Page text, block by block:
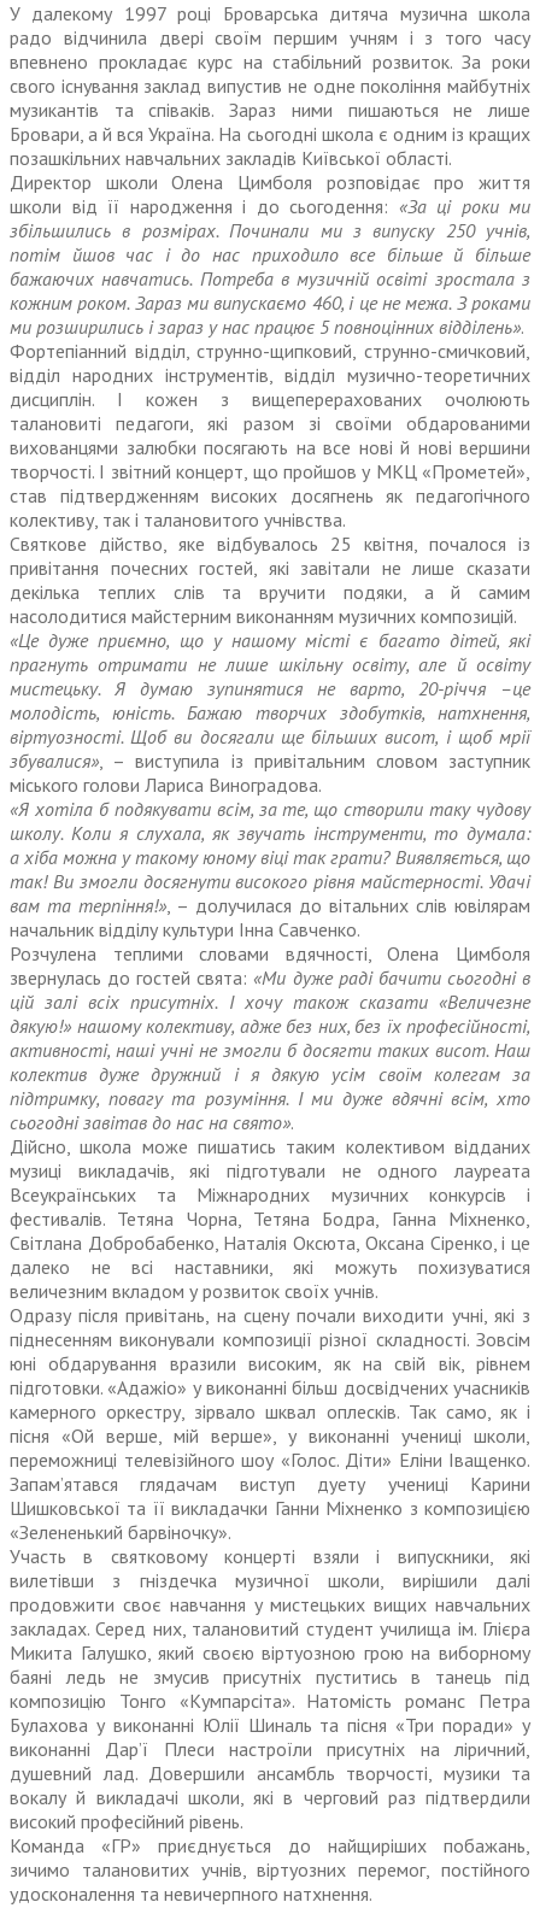
У далекому 1997 році Броварська дитяча музична школа
радо відчинила двері своїм першим учням і з того часу
впевнено прокладає курс на стабільний розвиток. За роки
свого існування заклад випустив не одне покоління майбутніх
музикантів та співаків. Зараз ними пишаються не лише
Бровари, а й вся Україна. На сьогодні школа є одним із кращих
позашкільних навчальних закладів Київської області.
Директор школи Олена Цимболя розповідає про життя
школи від її народження і до сьогодення: «За ці роки ми
збільшились в розмірах. Починали ми з випуску 250 учнів,
потім йшов час і до нас приходило все більше й більше
бажаючих навчатись. Потреба в музичній освіті зростала з
кожним роком. Зараз ми випускаємо 460, і це не межа. З роками
ми розширились і зараз у нас працює 5 повноцінних відділень».
Фортепіанний відділ, струнно-щипковий, струнно-смичковий,
відділ народних інструментів, відділ музично-теоретичних
дисциплін. І кожен з вищеперерахованих очолюють
талановиті педагоги, які разом зі своїми обдарованими
вихованцями залюбки посягають на все нові й нові вершини
творчості. І звітний концерт, що пройшов у МКЦ «Прометей»,
став підтвердженням високих досягнень як педагогічного
колективу, так і талановитого учнівства.
Святкове дійство, яке відбувалось 25 квітня, почалося із
привітання почесних гостей, які завітали не лише сказати
декілька теплих слів та вручити подяки, а й самим
насолодитися майстерним виконанням музичних композицій.
«Це дуже приємно, що у нашому місті є багато дітей, які
прагнуть отримати не лише шкільну освіту, але й освіту
мистецьку. Я думаю зупинятися не варто, 20-річчя –це
молодість, юність. Бажаю творчих здобутків, натхнення,
віртуозності. Щоб ви досягали ще більших висот, і щоб мрії
збувалися», – виступила із привітальним словом заступник
міського голови Лариса Виноградова.
«Я хотіла б подякувати всім, за те, що створили таку чудову
школу. Коли я слухала, як звучать інструменти, то думала:
а хіба можна у такому юному віці так грати? Виявляється, що
так! Ви змогли досягнути високого рівня майстерності. Удачі
вам та терпіння!», – долучилася до вітальних слів ювілярам
начальник відділу культури Інна Савченко.
Розчулена теплими словами вдячності, Олена Цимболя
звернулась до гостей свята: «Ми дуже раді бачити сьогодні в
цій залі всіх присутніх. І хочу також сказати «Величезне
дякую!» нашому колективу, адже без них, без їх професійності,
активності, наші учні не змогли б досягти таких висот. Наш
колектив дуже дружний і я дякую усім своїм колегам за
підтримку, повагу та розуміння. І ми дуже вдячні всім, хто
сьогодні завітав до нас на свято».
Дійсно, школа може пишатись таким колективом відданих
музиці викладачів, які підготували не одного лауреата
Всеукраїнсь­ких та Міжнародних музичних конкурсів і
фестивалів. Тетяна Чорна, Тетяна Бодра, Ганна Міхненко,
Світлана Добробабенко, Наталія Оксюта, Оксана Сіренко, і це
далеко не всі наставники, які можуть похизуватися
величезним вкладом у розвиток своїх учнів.
Одразу після привітань, на сцену почали виходити учні, які з
піднесенням виконували композиції різної складності. Зовсім
юні обдарування вразили високим, як на свій вік, рівнем
підготовки. «Адажіо» у виконанні більш досвідчених учасників
камерного оркестру, зірвало шквал оплесків. Так само, як і
пісня «Ой верше, мій верше», у виконанні учениці школи,
переможниці телевізійного шоу «Голос. Діти» Еліни Іващенко.
Запам’ятався глядачам виступ дуету учениці Карини
Шишковської та її викладачки Ганни Міхненко з композицією
«Зелененький барвіночку».
Участь в святковому концерті взяли і випускники, які
вилетівши з гніздечка музичної школи, вирішили далі
продовжити своє навчання у мистецьких вищих навчальних
закладах. Серед них, талановитий студент училища ім. Глієра
Микита Галушко, який своєю віртуозною грою на виборному
баяні ледь не змусив присутніх пуститись в танець під
композицію Тонго «Кумпарсіта». Натомість романс Петра
Булахова у виконанні Юлії Шиналь та пісня «Три поради» у
виконанні Дар’ї Плеси настроїли присутніх на ліричний,
душевний лад. Довершили ансамбль творчості, музики та
вокалу й викладачі школи, які в черговий раз підтвердили
високий професійний рівень.
Команда «ГР» приєднується до найщиріших побажань,
зичимо талановитих учнів, віртуозних перемог, постійного
удосконалення та невичерпного натхнення.